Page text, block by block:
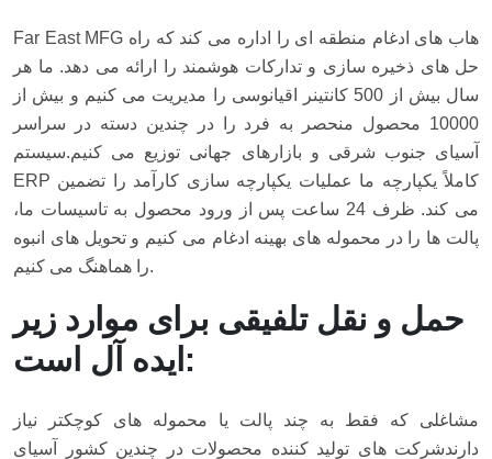
Far East MFG هاب های ادغام منطقه ای را اداره می کند که راه
حل های ذخیره سازی و تدارکات هوشمند را ارائه می دهد. ما هر
سال بیش از 500 کانتینر اقیانوسی را مدیریت می کنیم و بیش از
10000 محصول منحصر به فرد را در چندین دسته در سراسر
آسیای جنوب شرقی و بازارهای جهانی توزیع می کنیم.سیستم
ERP کاملاً یکپارچه ما عملیات یکپارچه سازی کارآمد را تضمین
می کند. ظرف 24 ساعت پس از ورود محصول به تاسیسات ما،
پالت ها را در محموله های بهینه ادغام می کنیم و تحویل های انبوه
را هماهنگ می کنیم.
حمل و نقل تلفیقی برای موارد زیر
ایده آل است:
مشاغلی که فقط به چند پالت یا محموله های کوچکتر نیاز
دارندشرکت های تولید کننده محصولات در چندین کشور آسیای